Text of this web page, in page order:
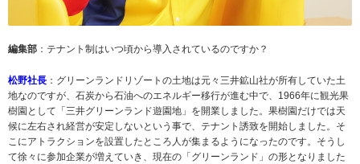
編集部 ：テナント制はいつ頃から導入されているのですか？
松野社長 ：グリーンランドリゾートの土地は元々三井鉱山社が所有していた土
地なのですが、石炭から石油へのエネルギー移行が進む中で、1966年に観光果
樹園として「三井グリーンランド遊園地」を開業しました。果樹園だけでは天
候に左右され経営が安定しないという事で、テナント誘致を開始しました。そ
こにアトラクションを設置したところ人が集まるようになったのです。そうし
て徐々に参加企業が増えていき、現在の「グリーンランド」の形となりました